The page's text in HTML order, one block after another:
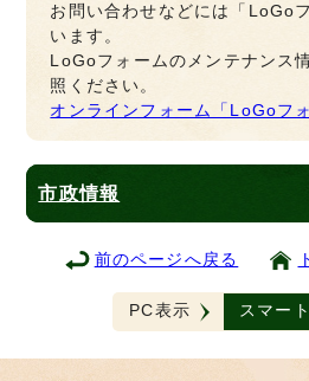
お問い合わせなどには「LoGo
います。
LoGoフォームのメンテナンス
照ください。
オンラインフォーム「LoGoフ
市政情報
前のページへ戻る
PC表示 スマー